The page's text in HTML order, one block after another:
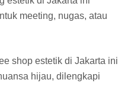
meeting, nugas, atau
shop estetik di Jakarta ini
hijau, dilengkapi